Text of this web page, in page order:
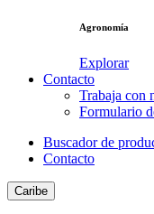
Agronomía
Explorar
Contacto
Trabaja con
Formulario
Buscador de
Contacto
Caribe